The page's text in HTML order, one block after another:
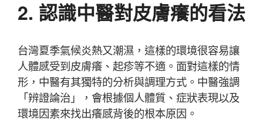
2. 認識中醫對皮膚癢的看法
台灣夏季氣候炎熱又潮濕，這樣的環境很容易讓
人體感受到皮膚癢、起疹等不適。面對這樣的情
形，中醫有其獨特的分析與調理方式。中醫強調
「辨證論治」，會根據個人體質、症狀表現以及
環境因素來找出癢感背後的根本原因。